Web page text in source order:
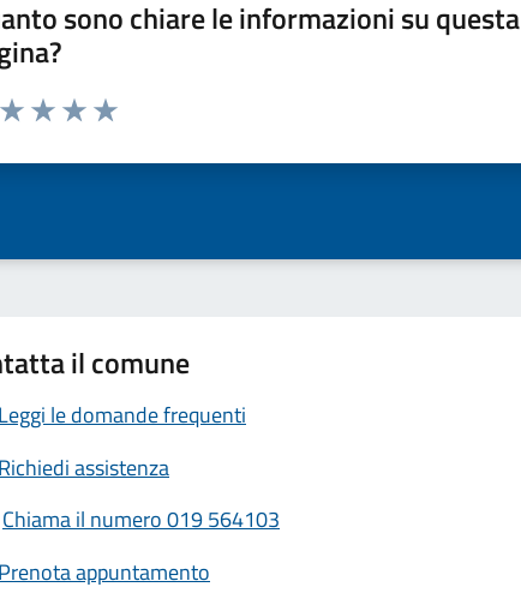
sono chiare le informazioni su questa
da 1 a 5 stelle la pagina
il comune
Leggi le domande frequenti
Richiedi assistenza
Chiama il numero 019 564103
Prenota appuntamento